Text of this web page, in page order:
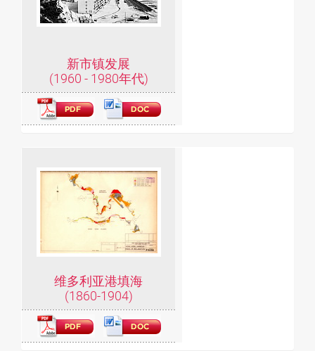
新市镇发展
(1960 - 1980年代)
维多利亚港填海
(1860-1904)